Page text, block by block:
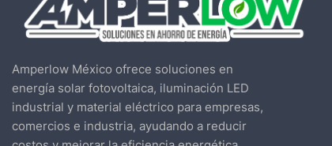
Amperlow México ofrece soluciones en
energía solar fotovoltaica, iluminación LED
industrial y material eléctrico para empresas,
comercios e industria, ayudando a reducir